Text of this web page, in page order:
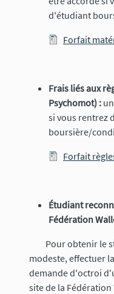
d'étudiant
Document
Forfait
Frais liés aux
Psychomot) :
si vous rentrez
boursière/
Document
Forfait
Étudiant
Fédération
Pour obtenir le
modeste, effectuer
demande d'octroi
site de la